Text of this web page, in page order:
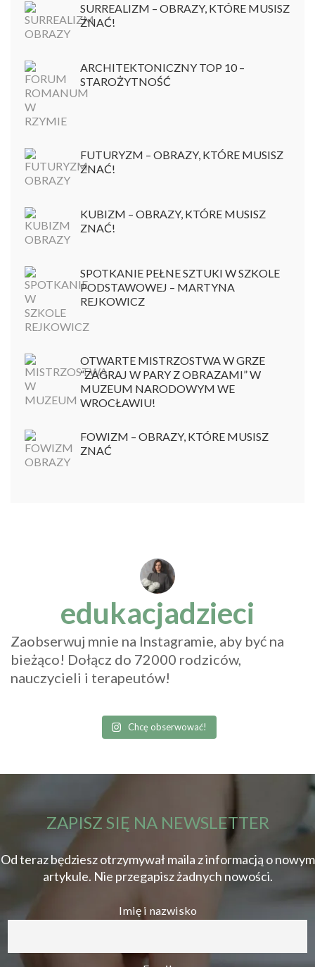
SURREALIZM – OBRAZY, KTÓRE MUSISZ
ZNAĆ!
ARCHITEKTONICZNY TOP 10 –
STAROŻYTNOŚĆ
FUTURYZM – OBRAZY, KTÓRE MUSISZ
ZNAĆ!
KUBIZM – OBRAZY, KTÓRE MUSISZ
ZNAĆ!
SPOTKANIE PEŁNE SZTUKI W SZKOLE
PODSTAWOWEJ – MARTYNA
REJKOWICZ
OTWARTE MISTRZOSTWA W GRZE
“ZAGRAJ W PARY Z OBRAZAMI” W
MUZEUM NARODOWYM WE
WROCŁAWIU!
FOWIZM – OBRAZY, KTÓRE MUSISZ
ZNAĆ
edukacjadzieci
Zaobserwuj mnie na Instagramie, aby być na
bieżąco! Dołącz do 72000 rodziców,
nauczycieli i terapeutów!
Chcę obserwować!
ZAPISZ SIĘ NA NEWSLETTER
Od teraz będziesz otrzymywał maila z informacją o nowym
artykule. Nie przegapisz żadnych nowości.
Imię i nazwisko